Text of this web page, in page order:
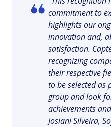
Performance
AppBuilder
APQP-PPAP
Management von
Menschliche
Veränderungen und
Luft- und Raumfahrt und
Öffentlicher Sektor
Pharma und
Technologie
Six Sigma
PMBOK
ISO 13485
Erreichen Sie regulatorische
SoftExperts
commitment to
highlights our
innovation and,
satisfaction.
recognizing
their respective
to be selected as
group and look
achievements
Josiani Silveira,